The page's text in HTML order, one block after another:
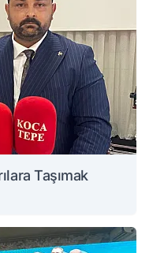
Taşımak